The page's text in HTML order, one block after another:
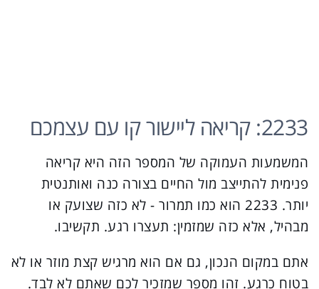
2233: קריאה ליישור קו עם עצמכם
המשמעות העמוקה של המספר הזה היא קריאה
פנימית להתייצב מול החיים בצורה כנה ואותנטית
יותר. 2233 הוא כמו תמרור - לא כזה שצועק או
מבהיל, אלא כזה שמזמין: תעצרו רגע. תקשיבו.
אתם במקום הנכון, גם אם הוא מרגיש קצת מוזר או לא
בטוח כרגע. זהו מספר שמזכיר לכם שאתם לא לבד.